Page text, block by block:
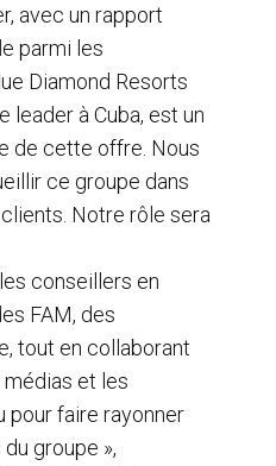
avec un rapport
parmi les
Diamond Resorts
leader à Cuba, est un
de cette offre. Nous
ce groupe dans
Notre rôle sera
conseillers en
FAM, des
tout en collaborant
et les
pour faire rayonner
groupe »,